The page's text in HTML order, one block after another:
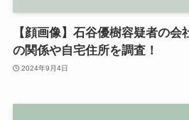
【顔画像】石谷優樹容疑者の会
の関係や自宅住所を調査！
2024年9月4日